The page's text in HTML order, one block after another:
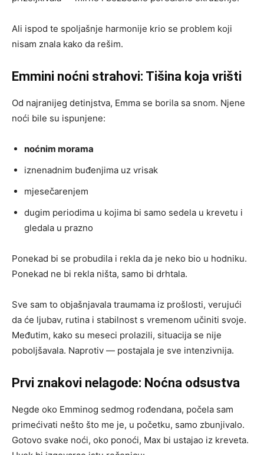
Ali ispod te spoljašnje harmonije krio se problem koji
nisam znala kako da rešim.
Emmini noćni strahovi: Tišina koja vrišti
Od najranijeg detinjstva, Emma se borila sa snom. Njene
noći bile su ispunjene:
noćnim morama
iznenadnim buđenjima uz vrisak
mjesečarenjem
dugim periodima u kojima bi samo sedela u krevetu i
gledala u prazno
Ponekad bi se probudila i rekla da je neko bio u hodniku.
Ponekad ne bi rekla ništa, samo bi drhtala.
Sve sam to objašnjavala traumama iz prošlosti, verujući
da će ljubav, rutina i stabilnost s vremenom učiniti svoje.
Međutim, kako su meseci prolazili, situacija se nije
poboljšavala. Naprotiv — postajala je sve intenzivnija.
Prvi znakovi nelagode: Noćna odsustva
Negde oko Emminog sedmog rođendana, počela sam
primećivati nešto što me je, u početku, samo zbunjivalo.
Gotovo svake noći, oko ponoći, Max bi ustajao iz kreveta.